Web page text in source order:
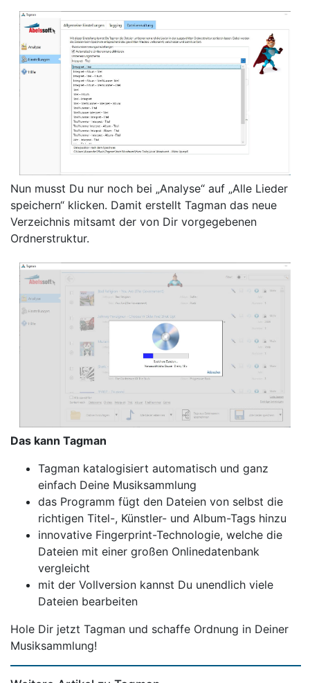
Nun musst Du nur noch bei „Analyse“ auf „Alle Lieder
speichern“ klicken. Damit erstellt Tagman das neue
Verzeichnis mitsamt der von Dir vorgegebenen
Ordnerstruktur.
Das kann Tagman
Tagman katalogisiert automatisch und ganz
einfach Deine Musiksammlung
das Programm fügt den Dateien von selbst die
richtigen Titel-, Künstler- und Album-Tags hinzu
innovative Fingerprint-Technologie, welche die
Dateien mit einer großen Onlinedatenbank
vergleicht
mit der Vollversion kannst Du unendlich viele
Dateien bearbeiten
Hole Dir jetzt Tagman und schaffe Ordnung in Deiner
Musiksammlung!